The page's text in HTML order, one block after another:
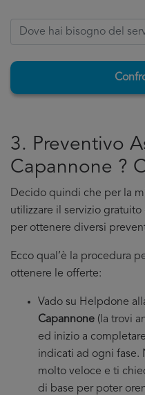
3. Preventivo
Capannone ?
Decido quindi che per la
utilizzare il servizio
per ottenere diversi
Ecco qual’è la procedura
ottenere le offerte:
Vado su Helpdone
Capannone (la trovi
ed inizio a
indicati ad ogni fase.
molto veloce e ti
di base per poter